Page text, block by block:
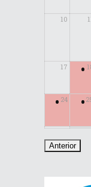
10
17 •
24
• •